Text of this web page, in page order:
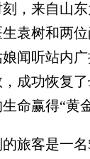
，来自山
袁树和两
闻听站内
成功恢复了
命赢得“黄
客是一名